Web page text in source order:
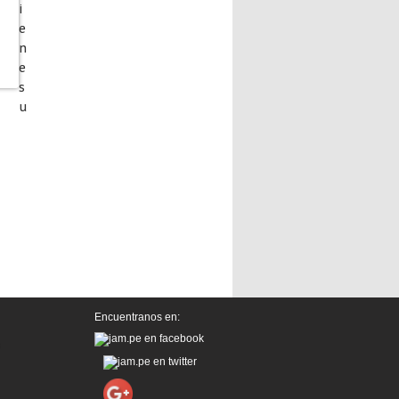
i
e
n
e
s
u
Encuentranos en: